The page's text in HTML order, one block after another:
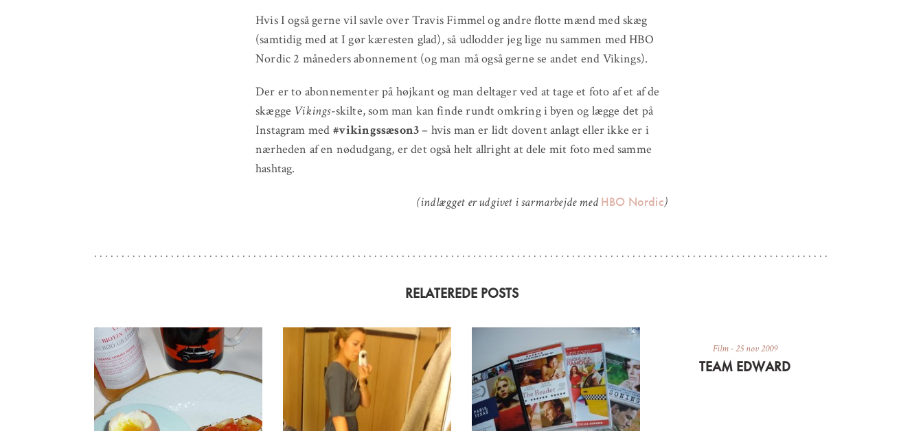
Hvis I også gerne vil savle over Travis Fimmel og andre flotte mænd med skæg
(samtidig med at I gør kæresten glad), så udlodder jeg lige nu sammen med HBO
Nordic 2 måneders abonnement (og man må også gerne se andet end Vikings).
Der er to abonnementer på højkant og man deltager ved at tage et foto af et af de
skægge Vikings-skilte, som man kan finde rundt omkring i byen og lægge det på
Instagram med #vikingssæson3– hvis man er lidt dovent anlagt eller ikke er i
nærheden af en nødudgang, er det også helt allright at dele mit foto med samme
hashtag.
(indlægget er udgivet i sarmarbejde medHBO Nordic)
RELATEREDE POSTS
Film-25 nov 2009
TEAM EDWARD